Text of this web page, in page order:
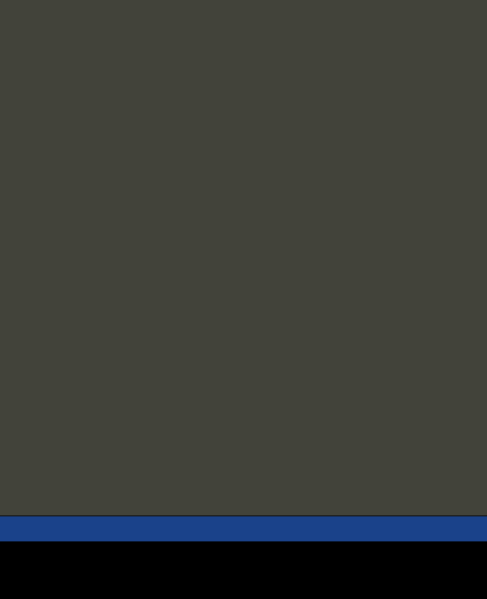
Opening https://defender.retornar.com.br/?utm_source=webstories&utm_medium=webstories&utm_campaign=organico&utm_content=bronco&el=webstories